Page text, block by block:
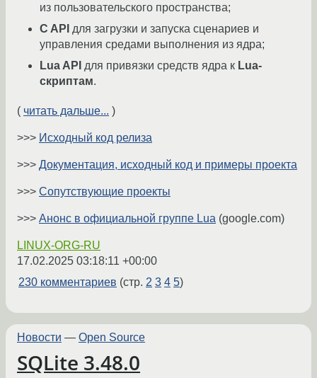
из пользовательского пространства;
C API для загрузки и запуска сценариев и
управления средами выполнения из ядра;
Lua API для привязки средств ядра к Lua-
скриптам.
( читать дальше... )
>>> Исходный код релиза
>>> Документация, исходный код и примеры проекта
>>> Сопутствующие проекты
>>> Анонс в официальной группе Lua (google.com)
LINUX-ORG-RU
17.02.2025 03:18:11 +00:00
230 комментариев (стр. 2 3 4 5)
Новости — Open Source
SQLite 3.48.0